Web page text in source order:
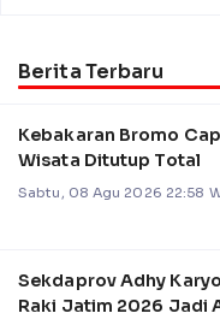
Berita Terbaru
Kebakaran Bromo
Wisata Ditutup Total
Sabtu, 08 Agu 2026 22:58
Sekdaprov Adhy
Raki Jatim 2026 Jadi